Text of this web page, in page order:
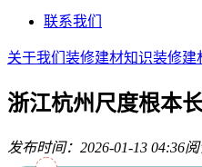
联系我们
关于我们 装修建材知识装修建
浙江杭州尺度根本
发布时间：2026-01-13 04:36阅